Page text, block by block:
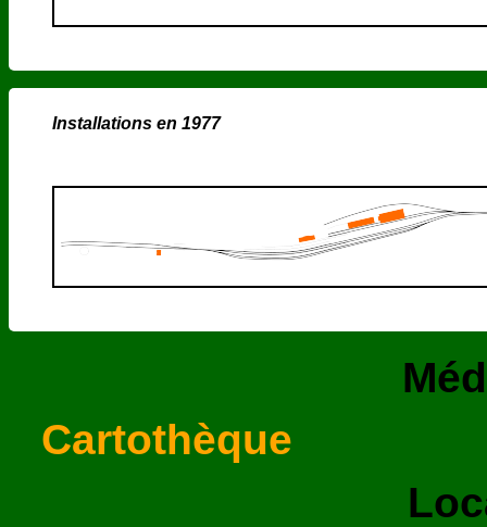
Installations en 1977
Cartothèque